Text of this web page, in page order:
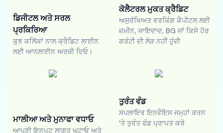
ਡਿਜੀਟਲ ਅਤੇ ਸਰਲ
ਪ੍ਰਕਿਰਿਆ
ਕੁਝ ਕਲਿੱਕਾਂ ਨਾਲ ਕ੍ਰੈਡਿਟ ਲਾਈਨ
ਲਈ ਆਨਲਾਈਨ ਅਰਜ਼ੀ ਦਿਓ।
ਕੋਲੈਟਰਲ ਮੁਕਤ ਕ੍ਰੈਡਿਟ
ਅਸੁਰੱਖਿਅਤ ਵਰਕਿੰਗ ਕੈਪੀਟਲ ਲਈ
ਜ਼ਮੀਨ, ਜਾਇਦਾਦ, BG ਜਾਂ ਕਿਸੇ ਹੋਰ
ਗਰੰਟੀ ਦੀ ਲੋੜ ਨਹੀਂ ਹੁੰਦੀ
ਮਾਲੀਆ ਅਤੇ ਮੁਨਾਫਾ ਵਧਾਓ
ਆਪਣੀ ਇਨਪੁਟ ਲਾਗਤ ਘਟਾਓ ਅਤੇ
ਤੁਰੰਤ ਵੰਡ
ਸਪਲਾਇਰ ਇਨਵੌਇਸ ਜਮ੍ਹਾਂ ਕਰਨ
'ਤੇ ਤੁਰੰਤ ਫੰਡ ਪ੍ਰਾਪਤ ਕਰੋ